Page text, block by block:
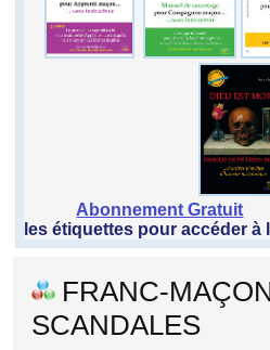
Abonnement Gratuit
les étiquettes pour accéder à
FRANC-
SCANDALES